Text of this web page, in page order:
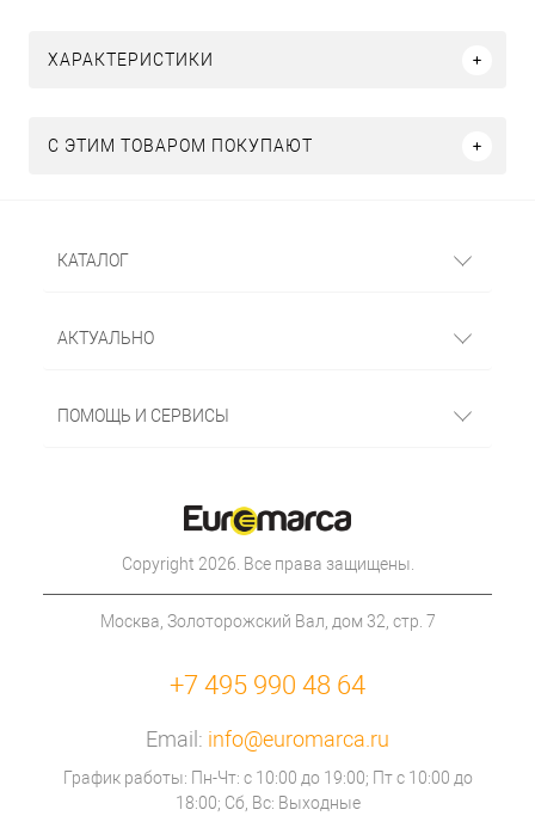
ХАРАКТЕРИСТИКИ
С ЭТИМ ТОВАРОМ ПОКУПАЮТ
КАТАЛОГ
АКТУАЛЬНО
ПОМОЩЬ И СЕРВИСЫ
Copyright 2026. Все права защищены.
Москва, Золоторожский Вал, дом 32, стр. 7
+7 495 990 48 64
Email: info@euromarca.ru
График работы: Пн-Чт: с 10:00 до 19:00; Пт с 10:00 до
18:00; Сб, Вс: Выходные